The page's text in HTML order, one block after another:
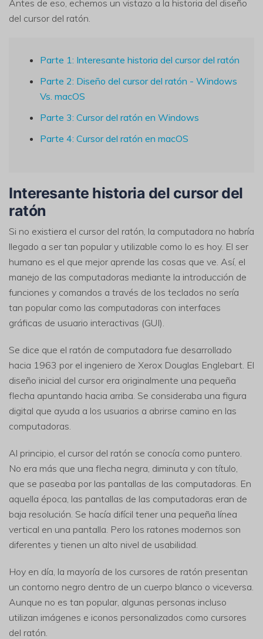
Antes de eso, echemos un vistazo a la historia del diseño
del cursor del ratón.
Parte 1: Interesante historia del cursor del ratón
Parte 2: Diseño del cursor del ratón - Windows
Vs. macOS
Parte 3: Cursor del ratón en Windows
Parte 4: Cursor del ratón en macOS
Interesante historia del cursor del
ratón
Si no existiera el cursor del ratón, la computadora no habría
llegado a ser tan popular y utilizable como lo es hoy. El ser
humano es el que mejor aprende las cosas que ve. Así, el
manejo de las computadoras mediante la introducción de
funciones y comandos a través de los teclados no sería
tan popular como las computadoras con interfaces
gráficas de usuario interactivas (GUI).
Se dice que el ratón de computadora fue desarrollado
hacia 1963 por el ingeniero de Xerox Douglas Englebart. El
diseño inicial del cursor era originalmente una pequeña
flecha apuntando hacia arriba. Se consideraba una figura
digital que ayuda a los usuarios a abrirse camino en las
computadoras.
Al principio, el cursor del ratón se conocía como puntero.
No era más que una flecha negra, diminuta y con título,
que se paseaba por las pantallas de las computadoras. En
aquella época, las pantallas de las computadoras eran de
baja resolución. Se hacía difícil tener una pequeña línea
vertical en una pantalla. Pero los ratones modernos son
diferentes y tienen un alto nivel de usabilidad.
Hoy en día, la mayoría de los cursores de ratón presentan
un contorno negro dentro de un cuerpo blanco o viceversa.
Aunque no es tan popular, algunas personas incluso
utilizan imágenes e iconos personalizados como cursores
del ratón.